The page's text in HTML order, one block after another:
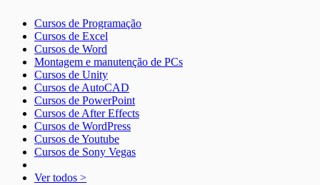
Cursos de Programação
Cursos de Excel
Cursos de Word
Montagem e manutenção de PCs
Cursos de Unity
Cursos de AutoCAD
Cursos de PowerPoint
Cursos de After Effects
Cursos de WordPress
Cursos de Youtube
Cursos de Sony Vegas
Ver todos >